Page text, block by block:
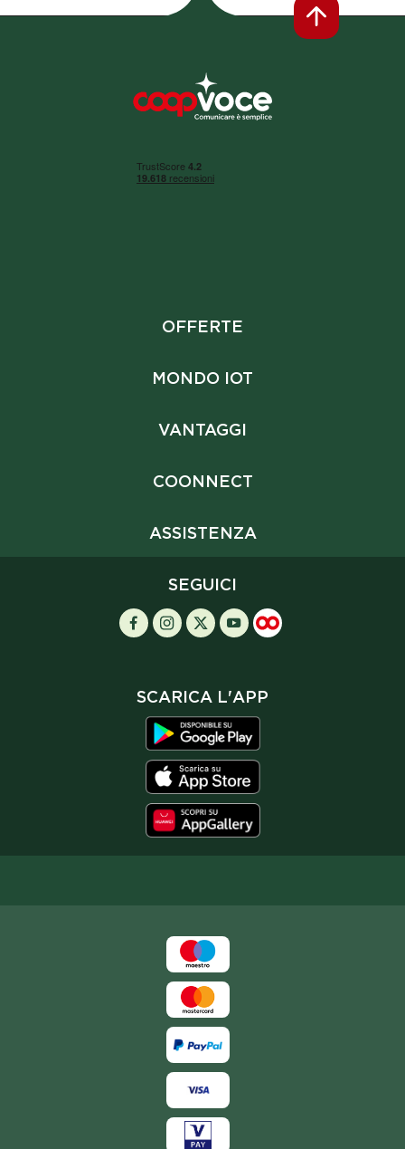
OFFERTE
MONDO IOT
VANTAGGI
COONNECT
ASSISTENZA
SEGUICI
SCARICA L'APP